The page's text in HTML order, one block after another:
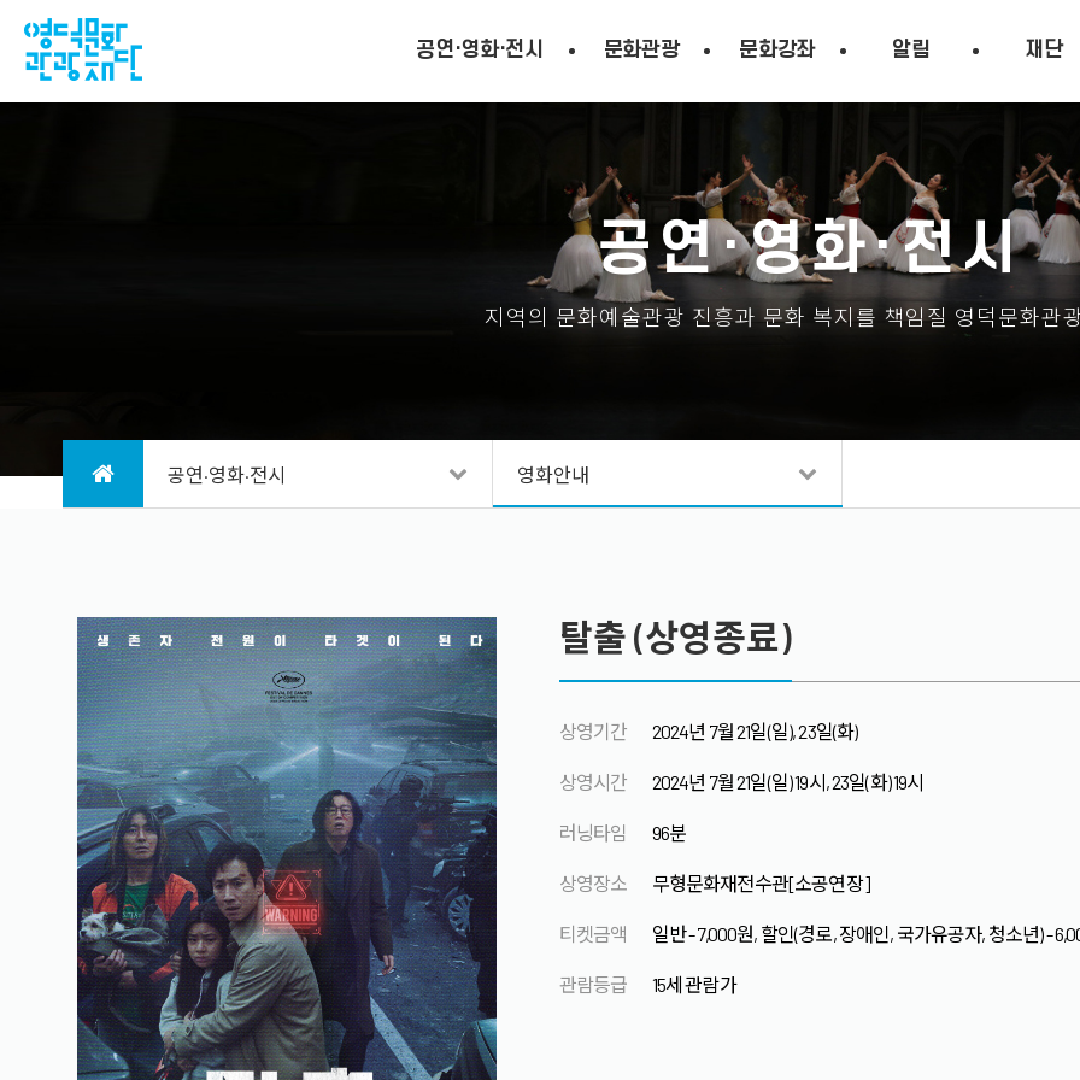
공연·영화·전시 문화관광 문화강좌 알림 재단
공연·영화·전시
지역의 문화예술관광 진흥과 문화 복지를 책임질 영덕문화관
공연·영화·전시 영화안내
탈출 (상영종료)
상영기간 2024년 7월 21일(일), 23일(화)
상영시간 2024년 7월 21일(일) 19시, 23일(화) 19시
러닝타임 96분
상영장소 무형문화재전수관[소공연장]
티켓금액 일반 - 7,000원, 할인(경로, 장애인, 국가유공자, 청소년) -
관람등급 15세 관람가